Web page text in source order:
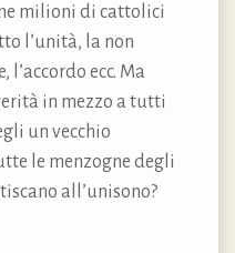
milioni di cattolici
l’unità, la non
ecc. Ma
in mezzo a tutti
un vecchio
le menzogne degli
all’unisono?